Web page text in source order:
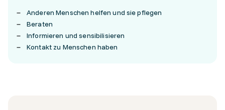
Anderen Menschen helfen und sie pflegen
Beraten
Informieren und sensibilisieren
Kontakt zu Menschen haben